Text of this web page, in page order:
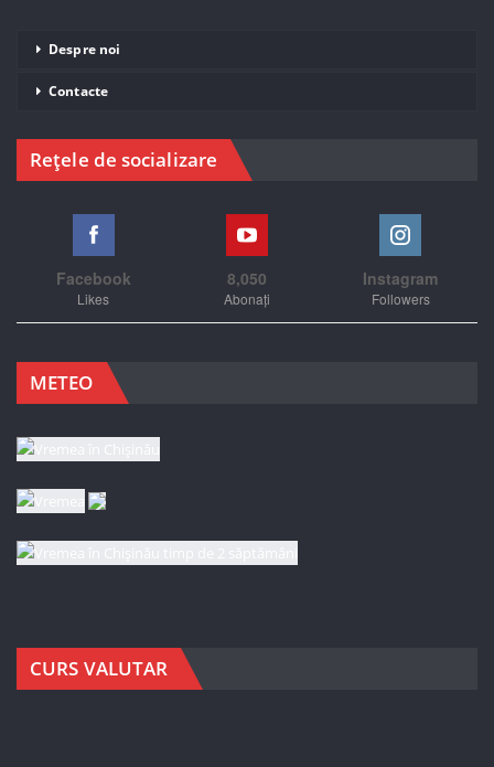
Despre noi
Contacte
Rețele de socializare
Facebook
Likes
8,050
Abonați
Instagram
Followers
METEO
CURS VALUTAR